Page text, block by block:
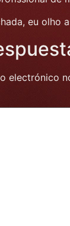
eu olho
electrónico